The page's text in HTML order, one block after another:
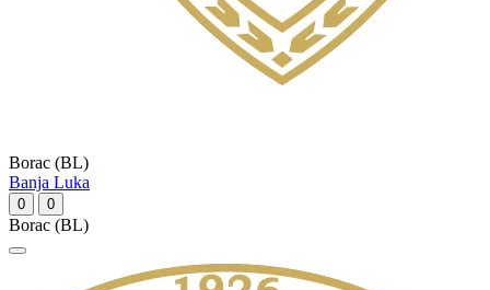
Borac (BL)
Banja Luka
0 0
Borac (BL)